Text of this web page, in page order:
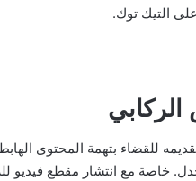
التيك توك.
للقضاء بتهمة المحتوى
خاصة مع انتشار مقطع فيديو